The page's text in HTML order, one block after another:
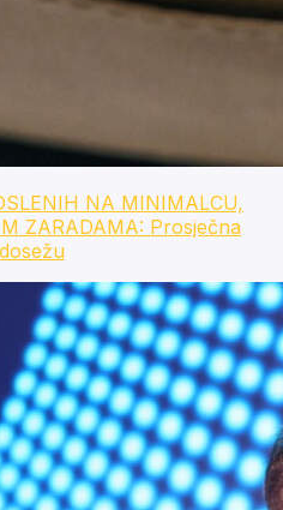
NA MINIMALCU,
ZARADAMA: Prosječna